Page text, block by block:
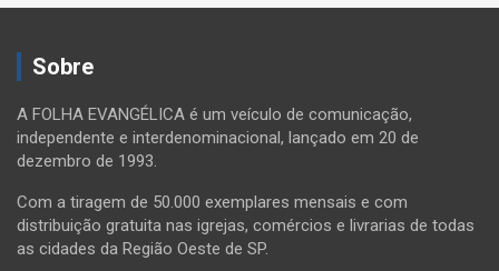
Sobre
A FOLHA EVANGÉLICA é um veículo de comunicação,
independente e interdenominacional, lançado em 20 de
dezembro de 1993.
Com a tiragem de 50.000 exemplares mensais e com
distribuição gratuita nas igrejas, comércios e livrarias de todas
as cidades da Região Oeste de SP.